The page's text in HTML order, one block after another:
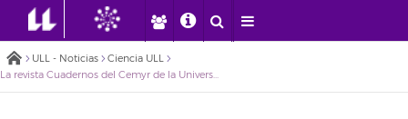
ULL - Noticias
Ciencia ULL
La revista Cuadernos del Cemyr de la Universidad de La Laguna se publica en OJS